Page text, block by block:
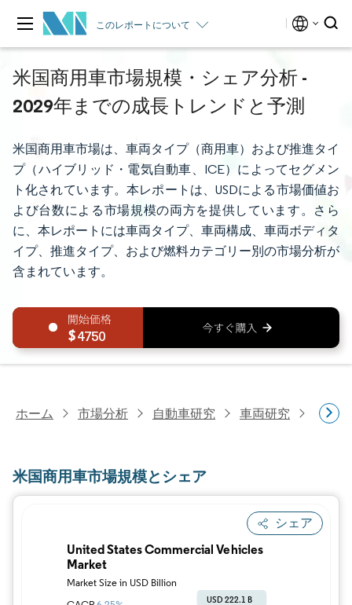
このレポートについて
米国商用車市場規模・シェア分析 -
2029年までの成長トレンドと予測
米国商用車市場は、車両タイプ（商用車）および推進タイ
プ（ハイブリッド・電気自動車、ICE）によってセグメン
ト化されています。本レポートは、USDによる市場価値お
よび台数による市場規模の両方を提供しています。さら
に、本レポートには車両タイプ、車両構成、車両ボディタ
イプ、推進タイプ、および燃料カテゴリー別の市場分析が
含まれています。
4750
ホーム 市場分析 自動車研究 車両研究 米国
米国商用車市場規模とシェア
シェア